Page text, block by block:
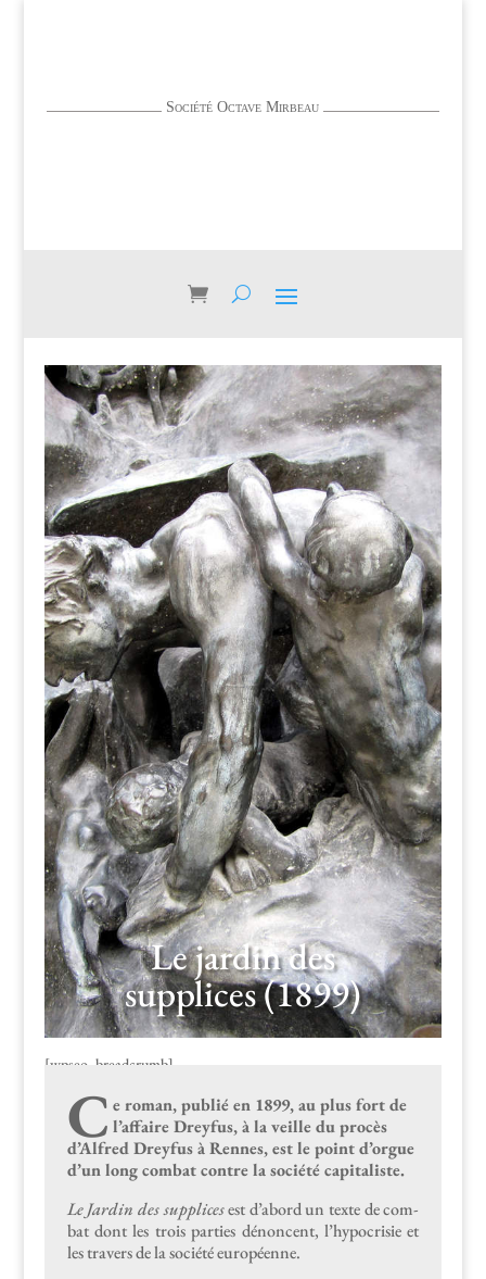
Société Octave Mirbeau
Le jardin des
supplices (1899)
[wpseo_breadcrumb]
C e roman, pub­lié en 1899, au plus fort de
l’affaire Drey­fus, à la veille du procès
d’Alfred Drey­fus à Rennes, est le point d’orgue
d’un long com­bat con­tre la société capitaliste.
Le Jardin des sup­plicesest d’abord un texte de com­
bat dont les trois par­ties dénon­cent, l’hypocrisie et
les tra­vers de la société européenne.